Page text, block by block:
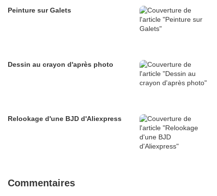
Peinture sur Galets
Dessin au crayon d'après photo
Relookage d'une BJD d'Aliexpress
Commentaires